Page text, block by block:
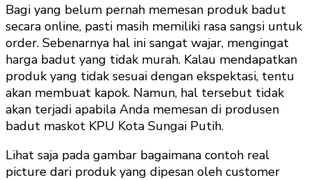
Bagi yang belum pernah memesan produk badut
secara online, pasti masih memiliki rasa sangsi untuk
order. Sebenarnya hal ini sangat wajar, mengingat
harga badut yang tidak murah. Kalau mendapatkan
produk yang tidak sesuai dengan ekspektasi, tentu
akan membuat kapok. Namun, hal tersebut tidak
akan terjadi apabila Anda memesan di produsen
badut maskot KPU Kota Sungai Putih.
Lihat saja pada gambar bagaimana contoh real
picture dari produk yang dipesan oleh customer